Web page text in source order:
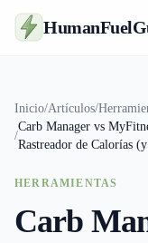
Herramientas
Estrategia
Inicio/Artículos/
/
Carb Manager vs
Rastreador de Calorías
HERRAMIENTAS
Carb